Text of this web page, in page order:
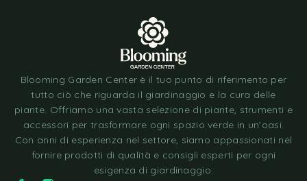
Blooming Garden Center è il tuo punto di riferimento per
tutto ciò che riguarda il giardinaggio e la cura delle
piante. Offriamo una vasta selezione di piante, strumenti e
accessori per trasformare ogni spazio verde in un’oasi.
Con anni di esperienza nel settore, siamo appassionati nel
fornire prodotti di qualità e consigli esperti per ogni
esigenza di giardinaggio.